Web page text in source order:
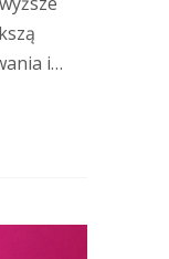
i…